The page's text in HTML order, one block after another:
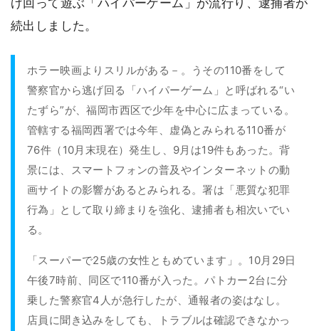
げ回って遊ぶ「ハイパーゲーム」が流行り、逮捕者が
続出しました。
ホラー映画よりスリルがある－。うその110番をして
警察官から逃げ回る「ハイパーゲーム」と呼ばれる“い
たずら”が、福岡市西区で少年を中心に広まっている。
管轄する福岡西署では今年、虚偽とみられる110番が
76件（10月末現在）発生し、9月は19件もあった。背
景には、スマートフォンの普及やインターネットの動
画サイトの影響があるとみられる。署は「悪質な犯罪
行為」として取り締まりを強化、逮捕者も相次いでい
る。
「スーパーで25歳の女性ともめています」。10月29日
午後7時前、同区で110番が入った。パトカー2台に分
乗した警察官4人が急行したが、通報者の姿はなし。
店員に聞き込みをしても、トラブルは確認できなかっ